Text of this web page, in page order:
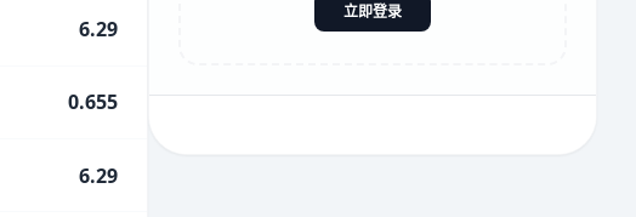
6.29
0.655
6.29
立即登录